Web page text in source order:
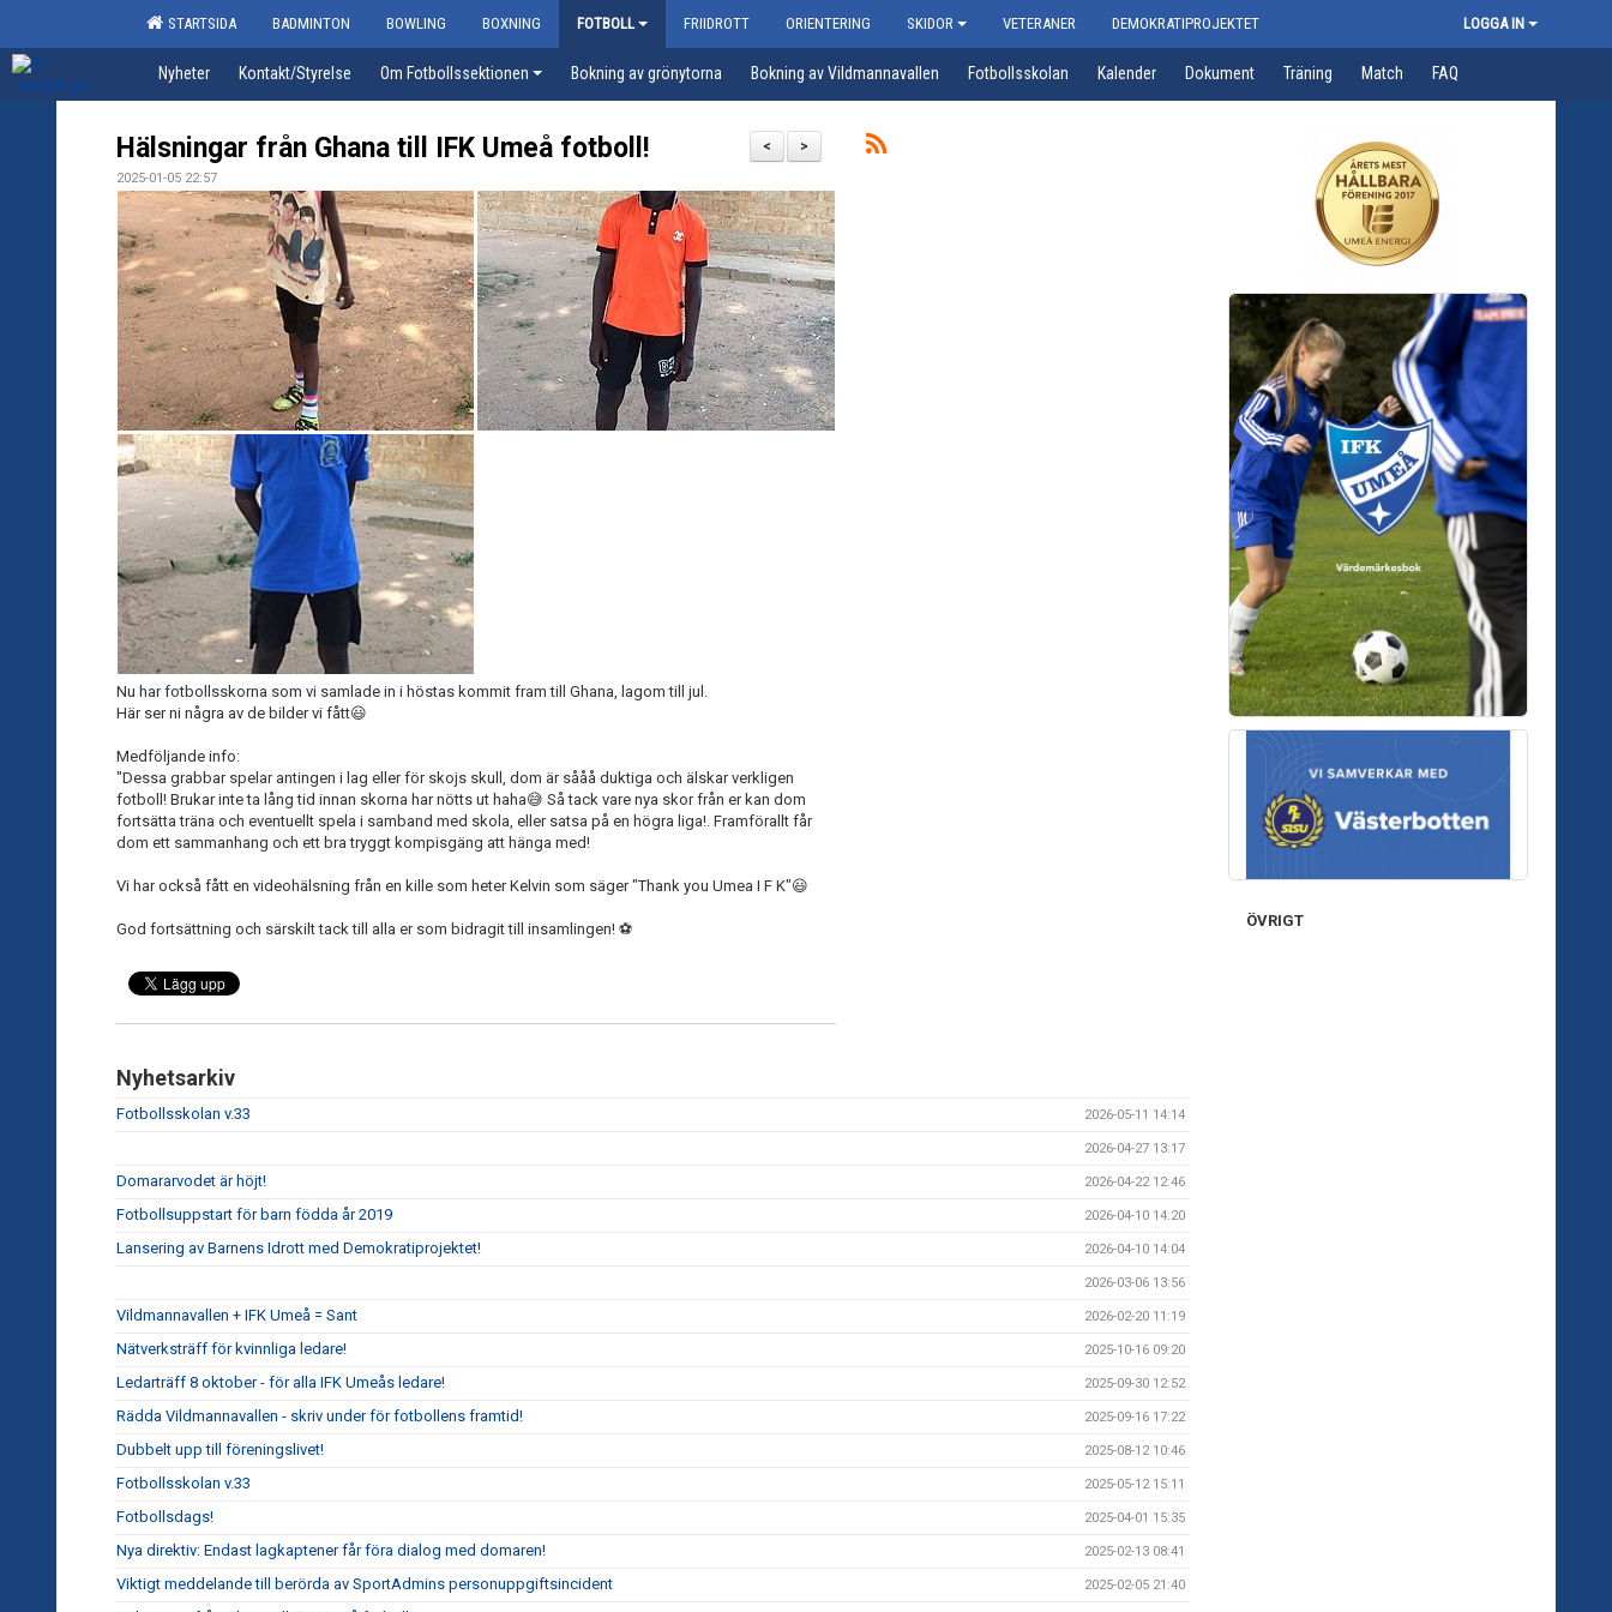
STARTSIDA BADMINTON BOWLING BOXNING FOTBOLL FRIIDROTT ORIENTERING SKIDOR VETERANER DEMOKRATIPROJEKTET LOGGA IN
Nyheter Kontakt/Styrelse Om Fotbollssektionen Bokning av grönytorna Bokning av Vildmannavallen Fotbollsskolan Kalender Dokument Träning Match FAQ
>
<
Hälsningar från Ghana till IFK Umeå fotboll!
2025-01-05 22:57
Nu har fotbollsskorna som vi samlade in i höstas kommit fram till Ghana, lagom till jul.
Här ser ni några av de bilder vi fått😃
Medföljande info:
"Dessa grabbar spelar antingen i lag eller för skojs skull, dom är sååå duktiga och älskar verkligen
fotboll! Brukar inte ta lång tid innan skorna har nötts ut haha😅 Så tack vare nya skor från er kan dom
fortsätta träna och eventuellt spela i samband med skola, eller satsa på en högra liga!. Framförallt får
dom ett sammanhang och ett bra tryggt kompisgäng att hänga med!
Vi har också fått en videohälsning från en kille som heter Kelvin som säger "Thank you Umea I F K"😃
God fortsättning och särskilt tack till alla er som bidragit till insamlingen! ⚽
Nyhetsarkiv
Fotbollsskolan v.33 2026-05-11 14:14
2026-04-27 13:17
Domararvodet är höjt! 2026-04-22 12:46
Fotbollsuppstart för barn födda år 2019 2026-04-10 14:20
Lansering av Barnens Idrott med Demokratiprojektet! 2026-04-10 14:04
2026-03-06 13:56
Vildmannavallen + IFK Umeå = Sant 2026-02-20 11:19
Nätverksträff för kvinnliga ledare! 2025-10-16 09:20
Ledarträff 8 oktober - för alla IFK Umeås ledare! 2025-09-30 12:52
Rädda Vildmannavallen - skriv under för fotbollens framtid! 2025-09-16 17:22
Dubbelt upp till föreningslivet! 2025-08-12 10:46
Fotbollsskolan v.33 2025-05-12 15:11
Fotbollsdags! 2025-04-01 15:35
Nya direktiv: Endast lagkaptener får föra dialog med domaren! 2025-02-13 08:41
Viktigt meddelande till berörda av SportAdmins personuppgiftsincident 2025-02-05 21:40
ÖVRIGT